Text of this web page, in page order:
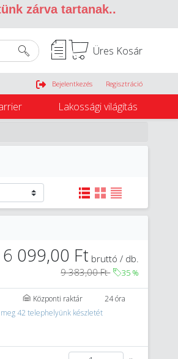
zárva tartanak..
Üres Kosár
Belépés
Bejelentkezés Regisztráció
Lakossági világítás
6 099,00 Ft bruttó / db.
9 383,00 Ft
35 %
Központi raktár
24 óra
42 telephelyünk készletét